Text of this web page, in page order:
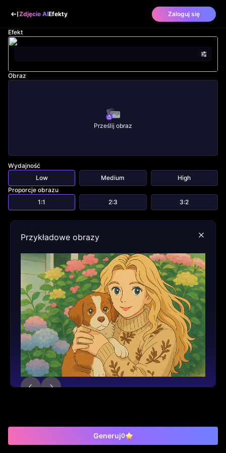
Zdjęcie AIEfekty Zaloguj się
Efekt
Obraz
Prześlij obraz
Wydajność
Low
Medium
High
Proporcje obrazu
1:1
2:3 3:2
Generuj0
Przykładowe obrazy